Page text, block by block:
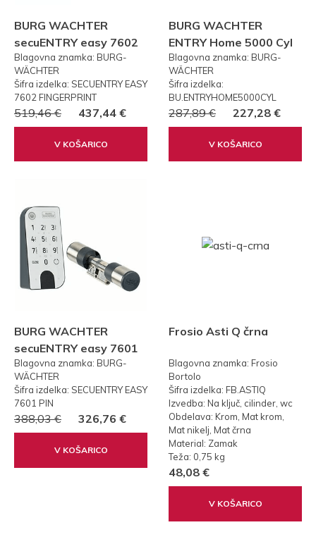
BURG WACHTER
secuENTRY easy 7602
FP PRSTNI ODTIS
Blagovna znamka: BURG-
WÄCHTER
Šifra izdelka: SECUENTRY EASY
7602 FINGERPRINT
519,46 € 437,44 €
V KOŠARICO
BURG WACHTER
ENTRY Home 5000 Cyl
Blagovna znamka: BURG-
WÄCHTER
Šifra izdelka:
BU.ENTRYHOME5000CYL
287,89 € 227,28 €
V KOŠARICO
BURG WACHTER
secuENTRY easy 7601
PIN KODA
Blagovna znamka: BURG-
WÄCHTER
Šifra izdelka: SECUENTRY EASY
7601 PIN
388,03 € 326,76 €
V KOŠARICO
Frosio Asti Q črna
Blagovna znamka: Frosio
Bortolo
Šifra izdelka: FB.ASTIQ
Izvedba: Na ključ, cilinder, wc
Obdelava: Krom, Mat krom,
Mat nikelj, Mat črna
Material: Zamak
Teža: 0,75 kg
48,08 €
V KOŠARICO